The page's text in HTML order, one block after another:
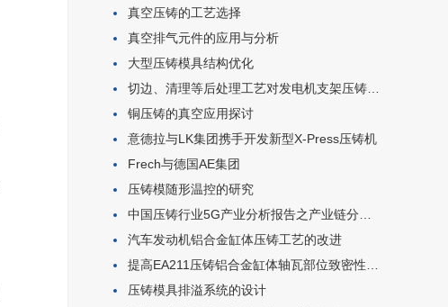
真空压铸的工艺选择
真空排气元件的应用与分析
大型压铸模具结构优化
切边、清理等后处理工艺对发电机支架压铸件变形的影响
铜压铸的真空应用探讨
意德拉与LK集团携手开发新型X-Press压铸机
​Frech与德国AE集团
压铸模随形温控的研究
中国压铸行业5G产业分析报告之产业链分析(二)
汽车发动机铝合金缸体压铸工艺的改进
提高EA211压铸铝合金缸体轴瓦部位致密性的生产试验
​压铸模具排溢系统的设计​